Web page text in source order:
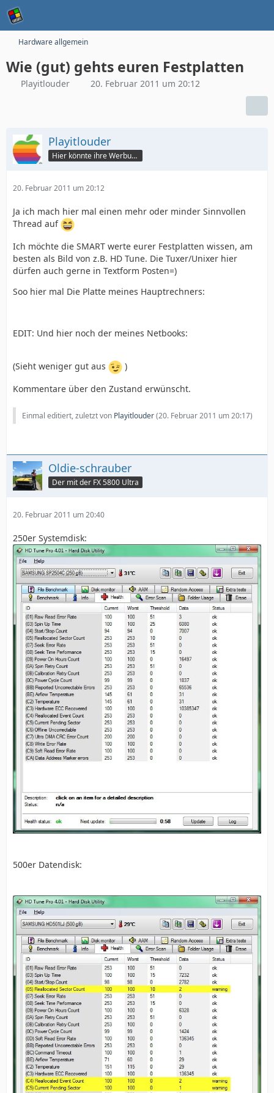
Hardware allgemein
Wie (gut) gehts euren Festplatten
Playitlouder 20. Februar 2011 um 20:12
Playitlouder
Hier könnte ihre Werbung stehen
20. Februar 2011 um 20:12
Ja ich mach hier mal einen mehr oder minder Sinnvollen
Thread auf
Ich möchte die SMART werte eurer Festplatten wissen, am
besten als Bild von z.B. HD Tune. Die Tuxer/Unixer hier
dürfen auch gerne in Textform Posten=)
Soo hier mal Die Platte meines Hauptrechners:
EDIT: Und hier noch der meines Netbooks:
(Sieht weniger gut aus
)
Kommentare über den Zustand erwünscht.
Einmal editiert, zuletzt von Playitlouder(20. Februar 2011 um 20:17)
Oldie-schrauber
Der mit der FX 5800 Ultra
20. Februar 2011 um 20:40
250er Systemdisk:
500er Datendisk: